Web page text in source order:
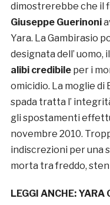
dimostrerebbe che il
Giuseppe Guerinoni
Yara. La Gambirasio
designata dell’ uomo,
alibi credibileper i
omicidio. La moglie
spada tratta l’
gli spostamenti
novembre 2010.
indiscrezioni per una
morta tra freddo,
LEGGI ANCHE: YARA